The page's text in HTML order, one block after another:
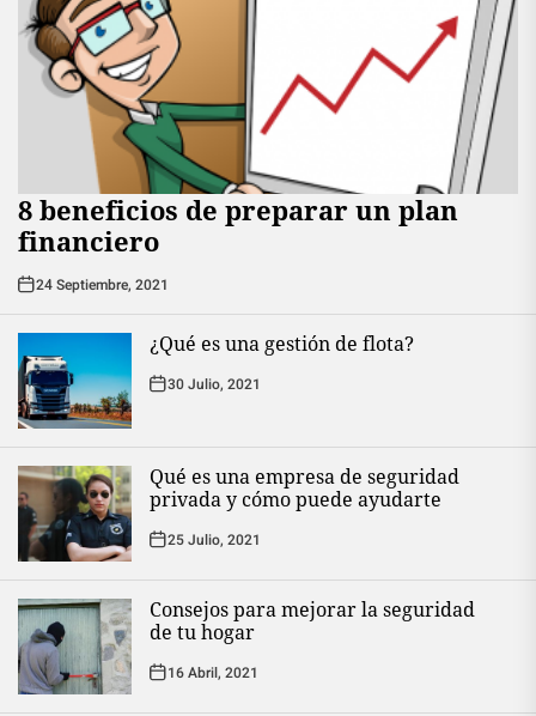
8 beneficios de preparar un plan
financiero
24 Septiembre, 2021
¿Qué es una gestión de flota?
30 Julio, 2021
Qué es una empresa de seguridad
privada y cómo puede ayudarte
25 Julio, 2021
Consejos para mejorar la seguridad
de tu hogar
16 Abril, 2021